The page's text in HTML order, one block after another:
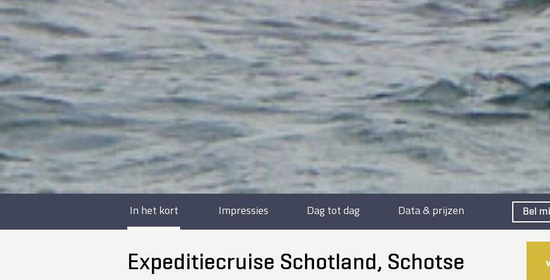
In het kort Impressies Dag tot dag Data & prijzen Bel
Expeditiecruise Schotland, Schotse